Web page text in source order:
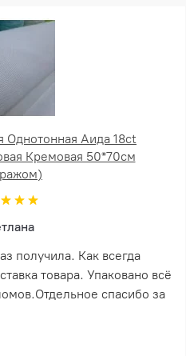
Однотонная Аида 18ct
Кремовая 50*70см
получила. Как всегда
товара. Упаковано всё
спасибо за